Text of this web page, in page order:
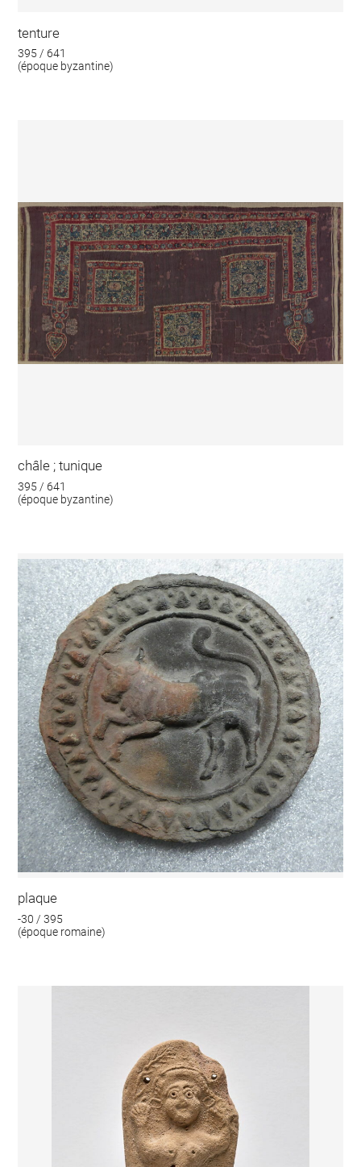
tenture
395 / 641
(époque byzantine)
châle ; tunique
395 / 641
(époque byzantine)
plaque
-30 / 395
(époque romaine)